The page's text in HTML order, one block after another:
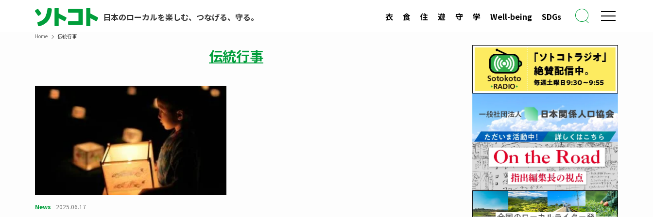
日本のローカルを楽しむ、つなげる、守る。 衣 食 住 遊 守 学 Well-being SDGs
Home 伝統行事
伝統行事
News 2025.06.17